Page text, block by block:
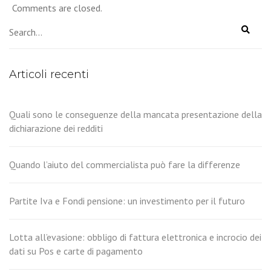
Comments are closed.
Articoli recenti
Quali sono le conseguenze della mancata presentazione della
dichiarazione dei redditi
Quando l’aiuto del commercialista può fare la differenze
Partite Iva e Fondi pensione: un investimento per il futuro
Lotta all’evasione: obbligo di fattura elettronica e incrocio dei
dati su Pos e carte di pagamento